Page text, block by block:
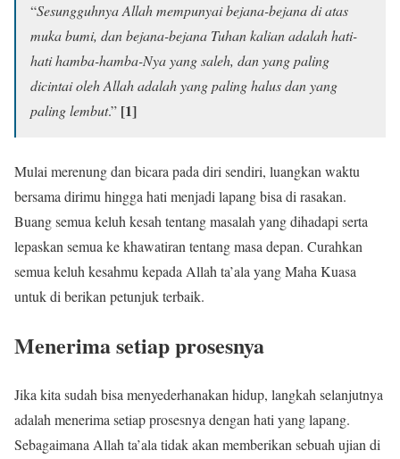
“Sesungguhnya Allah mempunyai bejana-bejana di atas
muka bumi, dan bejana-bejana Tuhan kalian adalah hati-
hati hamba-hamba-Nya yang saleh, dan yang paling
dicintai oleh Allah adalah yang paling halus dan yang
paling lembut.” [1]
Mulai merenung dan bicara pada diri sendiri, luangkan waktu
bersama dirimu hingga hati menjadi lapang bisa di rasakan.
Buang semua keluh kesah tentang masalah yang dihadapi serta
lepaskan semua ke khawatiran tentang masa depan. Curahkan
semua keluh kesahmu kepada Allah ta’ala yang Maha Kuasa
untuk di berikan petunjuk terbaik.
Menerima setiap prosesnya
Jika kita sudah bisa menyederhanakan hidup, langkah selanjutnya
adalah menerima setiap prosesnya dengan hati yang lapang.
Sebagaimana Allah ta’ala tidak akan memberikan sebuah ujian di